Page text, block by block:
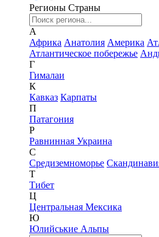
Регионы Страны
А
Африка Анатолия Америка
Атлантическое побережье
Г
Гималаи
К
Кавказ Карпаты
П
Патагония
Р
Равнинная Украина
С
Средиземноморье
Т
Тибет
Ц
Центральная Мексика
Ю
Юлийськие Альпы